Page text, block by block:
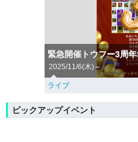
緊急開催トウフー3周
2025/11/6(木)～
ライブ
ピックアップイベント